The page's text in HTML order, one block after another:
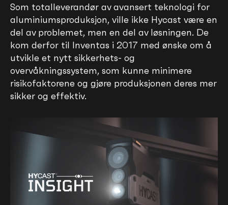
Som totalleverandør av avansert teknologi for
aluminiumsproduksjon, ville ikke Hycast være en
del av problemet, men en del av løsningen. De
kom derfor til Inventas i 2017 med ønske om å
utvikle et nytt sikkerhets- og
overvåkningssystem, som kunne minimere
risikofaktorene og gjøre produksjonen deres mer
sikker og effektiv.